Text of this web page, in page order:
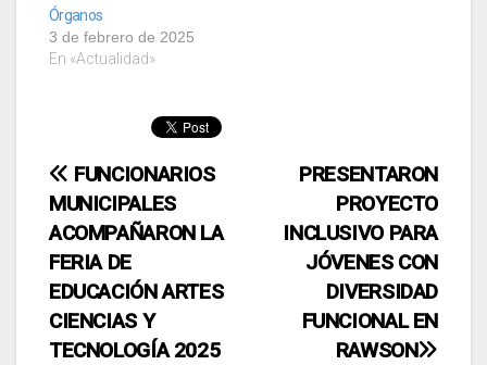
Órganos
3 de febrero de 2025
En «Actualidad»
Navegación
de
entradas
PRESENTARON
PROYECTO
INCLUSIVO PARA
JÓVENES CON
DIVERSIDAD
FUNCIONAL EN
RAWSON
FUNCIONARIOS
MUNICIPALES
ACOMPAÑARON LA
FERIA DE
EDUCACIÓN ARTES
CIENCIAS Y
TECNOLOGÍA 2025